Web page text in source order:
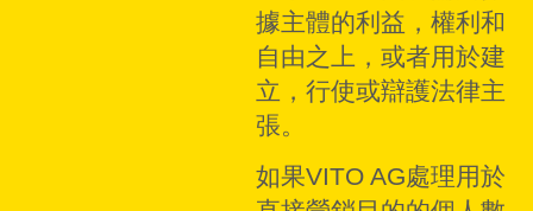
據主體的利益，權利和
自由之上，或者用於建
立，行使或辯護法律主
張。
如果VITO AG處理用於